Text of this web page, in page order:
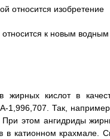
относится изобретение
к новым
жирных кислот в
1,996,707. Так,
При этом ангидриды
в катионном крахмале.